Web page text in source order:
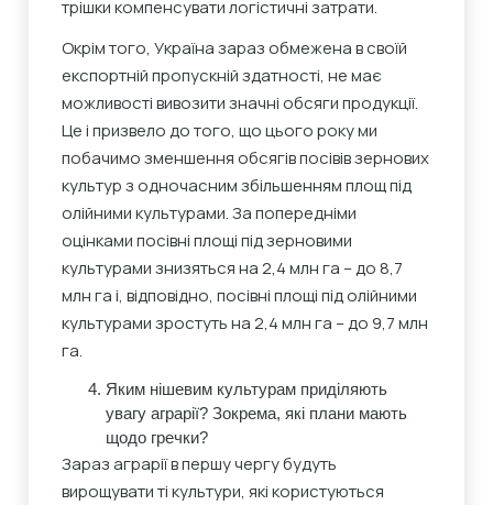
трішки компенсувати логістичні затрати.
Окрім того, Україна зараз обмежена в своїй
експортній пропускній здатності, не має
можливості вивозити значні обсяги продукції.
Це і призвело до того, що цього року ми
побачимо зменшення обсягів посівів зернових
культур з одночасним збільшенням площ під
олійними культурами. За попередніми
оцінками посівні площі під зерновими
культурами знизяться на 2,4 млн га – до 8,7
млн га і, відповідно, посівні площі під олійними
культурами зростуть на 2,4 млн га – до 9,7 млн
га.
Яким нішевим культурам приділяють
увагу аграрії? Зокрема, які плани мають
щодо гречки?
Зараз аграрії в першу чергу будуть
вирощувати ті культури, які користуються